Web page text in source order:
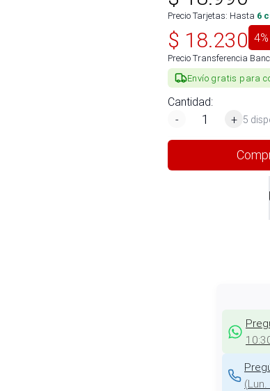
Precio Tarjetas: Hasta 6
$ 18.230 4
Precio Transferencia
Envío gratis para
Cantidad:
-
+ 5
(